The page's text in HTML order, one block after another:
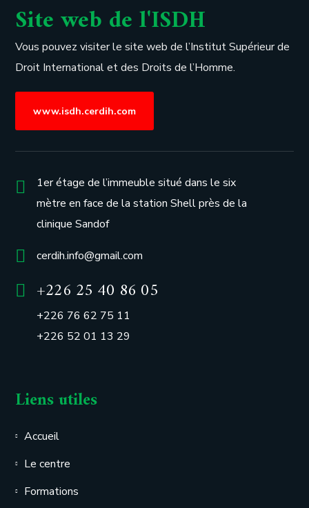
Site web de l'ISDH
Vous pouvez visiter le site web de l’Institut Supérieur de
Droit International et des Droits de l’Homme.
www.isdh.cerdih.com
1er étage de l’immeuble situé dans le six
mètre en face de la station Shell près de la
clinique Sandof
cerdih.info@gmail.com
+226 25 40 86 05
+226 76 62 75 11
+226 52 01 13 29
Liens utiles
Accueil
Le centre
Formations